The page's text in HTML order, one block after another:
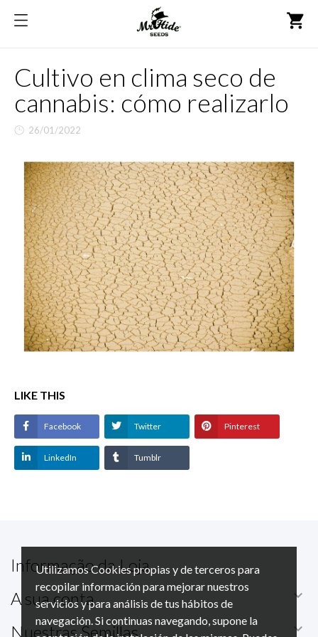
Utilizamos Cookies propias y de terceros para
recopilar información para mejorar nuestros
servicios y para análisis de tus hábitos de
navegación. Si continuas navegando, supone la
shopping_cart
Cultivo en clima seco de
cannabis: cómo realizarlo
26/01/2022
LIKE THIS
Facebook Twitter Pinterest
LinkedIn Tumblr
Informação da Loja
A sua conta

Nuestras Semillas 